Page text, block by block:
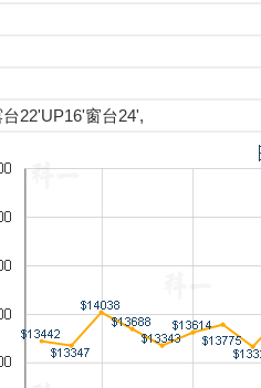
22'UP16'窗台24',